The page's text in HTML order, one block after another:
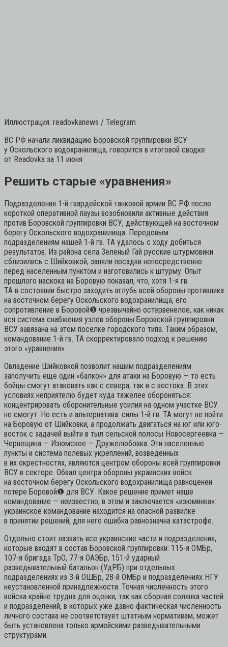
Иллюстрация: readovkanews / Telegram
ВС РФ начали ликвидацию Боровской группировки ВСУ
у Оскольского водохранилища, говорится в итоговой сводке
от Readovka за 11 июня:
Решить старые «уравнения»
Подразделения 1-й гвардейской танковой армии ВС РФ после
короткой оперативной паузы возобновили активные действия
против Боровской группировки ВСУ, действующей на восточном
берегу Оскольского водохранилища. Передовым
подразделениям нашей 1-й гв. ТА удалось с ходу добиться
результатов. Из района села Зеленый Гай русские штурмовики
сблизились с Шийковкой, заняли посадки непосредственно
перед населенным пунктом и изготовились к штурму. Опыт
прошлого наскока на Боровую показал, что, хотя 1-я гв.
ТА в состоянии быстро заходить вглубь всей обороны противника
на восточном берегу Оскольского водохранилища, его
сопротивление в Боровой❶ чрезвычайно остервенелое, как никак
вся система снабжения узлов обороны Боровской группировки
ВСУ завязана на этом поселке городского типа. Таким образом,
командование 1-й гв. ТА скорректировало подход к решению
этого «уравнения».
Овладение Шийковкой позволит нашим подразделениям
заполучить еще один «балкон» для атаки на Боровую — то есть
бойцы смогут атаковать как с севера, так и с востока. В этих
условиях неприятелю будет куда тяжелее обороняться:
концентрировать оборонительные усилия на одном участке ВСУ
не смогут. Но есть и альтернатива: силы 1-й гв. ТА могут не пойти
на Боровую от Шийковки, а продолжать двигаться на юг или юго-
восток с задачей выйти в тыл сельской полосы Новосергеевка —
Чернещина — Изюмское — Дружелюбовка. Эти населенные
пункты и система полевых укреплений, возведенных
в их окрестностях, являются центром обороны всей группировки
ВСУ в секторе. Обвал центра обороны украинских войск
на восточном берегу Оскольского водохранилища равноценен
потере Боровой❶ для ВСУ. Какое решение примет наше
командование — неизвестно, в этом и заключается «изюминка»:
украинское командование находится на опасной развилке
в принятии решений, для него ошибка равнозначна катастрофе.
Отдельно стоит назвать все украинские части и подразделения,
которые входят в состав Боровской группировки: 115-я ОМБр,
107-я бригада ТрО, 77-я ОАЭБр, 151-й ударный
разведывательный батальон (УдРБ) при отдельных
подразделениях из 3-й ОШБр, 28-й ОМБр и подразделениях НГУ
неустановленной принадлежности. Точная численность этого
войска крайне трудна для оценки, так как сборная солянка частей
и подразделений, в которых уже давно фактическая численность
личного состава не соответствует штатным нормативам, может
быть установлена только армейскими разведывательными
структурами.